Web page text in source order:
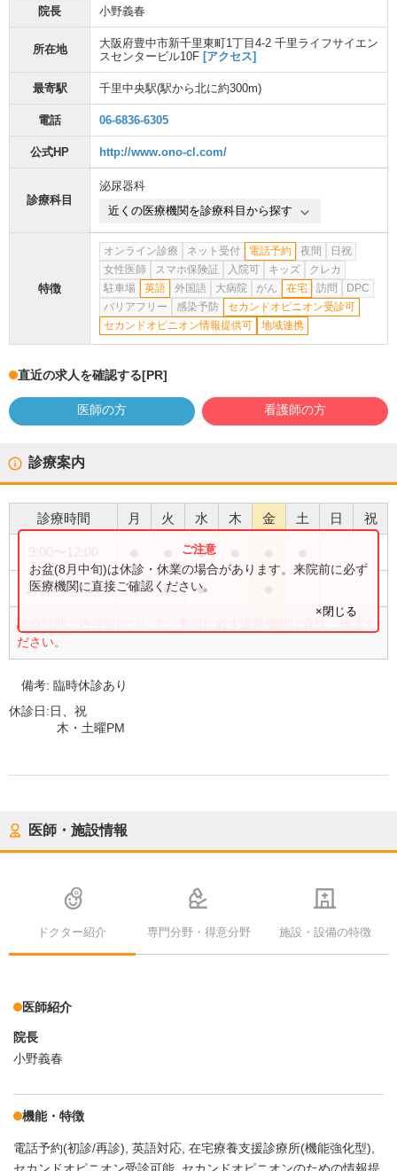
院長 小野義春
所在地
大阪府豊中市新千里東町1丁目4-2 千里ライフサイエン
スセンタービル10F [アクセス]
最寄駅 千里中央駅(駅から北に約300m)
電話 06-6836-6305
公式HP http://www.ono-cl.com/
診療科目
泌尿器科
近くの医療機関を診療科目から探す
特徴
オンライン診療 ネット受付 電話予約 夜間
日祝
女性医師
スマホ保険証 入院可 キッズ
クレカ
駐車場
英語 外国語 大病院 がん 在宅 訪問
DPC
バリアフリー
感染予防
セカンドオピニオン受診可
セカンドオピニオン情報提供可
地域連携
直近の求人を確認する[PR]
医師の方 看護師の方
診療案内
診療時間 月 火 水 木 金 土 日 祝
●
16:00〜18:30 ● ● ●
診療時間・内容等について、事前に必ず医療機関に直接ご確認く
ださい。
お盆(8月中旬)は休診・休業の場合があります。来院前に必ず
医療機関に直接ご確認ください。
×閉じる
備考:臨時休診あり
休診日:日、祝
木・土曜PM
医師・施設情報
ドクター紹介 専門分野・得意分野 施設・設備の特徴
医師紹介
院長
小野義春
機能・特徴
電話予約(初診/再診) 英語対応 在宅療養支援診療所(機能強化型)